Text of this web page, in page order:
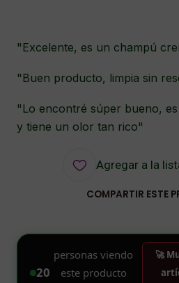
"Excelente, es un champú
"Buen producto, limpia sin
"Lo encontré súper bueno,
y tiene un olor tan rico"
Agregar a la
COMPARTIR ESTE